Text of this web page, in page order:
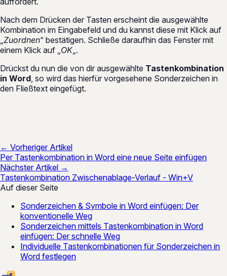
Nach dem Drücken der Tasten erscheint die ausgewählte
Kombination im Eingabefeld und du kannst diese mit Klick auf
Zuordnen“ bestätigen. Schließe daraufhin das Fenster mit
einem Klick auf „ OK „.
Drückst du nun die von dir ausgewählte Tastenkombination
in Word , so wird das hierfür vorgesehene Sonderzeichen in
den Fließtext eingefügt.
← Vorheriger Artikel
Per Tastenkombination in Word eine neue Seite einfügen
Nächster Artikel →
Tastenkombination Zwischenablage-Verlauf - Win+V
Auf dieser Seite
Sonderzeichen & Symbole in Word einfügen: Der
konventionelle Weg
Sonderzeichen mittels Tastenkombination in Word
einfügen: Der schnelle Weg
Individuelle Tastenkombinationen für Sonderzeichen in
Word festlegen